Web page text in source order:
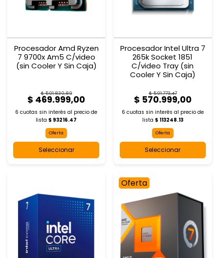
Procesador Amd Ryzen
7 9700x Am5 C/video
(sin Cooler Y Sin Caja)
$ 501.830,89
$ 469.999,00
6 cuotas sin interés al precio de
lista$ 93216.47
Oferta
Seleccionar
Procesador Intel Ultra 7
265k Socket 1851
C/video Tray (sin
Cooler Y Sin Caja)
$ 591.773,47
$ 570.999,00
6 cuotas sin interés al precio de
lista $ 113248.13
Oferta
Seleccionar
Oferta